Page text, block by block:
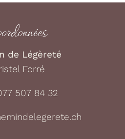
de Légèreté
Forré
507 84 32